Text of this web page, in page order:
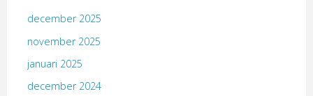
december 2025
november 2025
januari 2025
december 2024